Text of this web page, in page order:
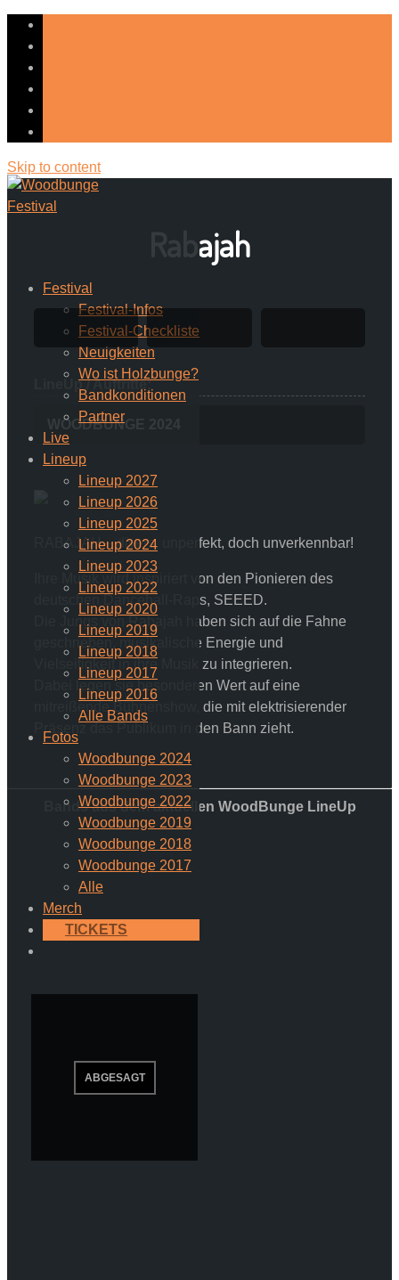
Skip to content
Festival
Festival-Infos
Festival-Checkliste
Neuigkeiten
Wo ist Holzbunge?
Bandkonditionen
Partner
Live
Lineup
Lineup 2027
Lineup 2026
Lineup 2025
Lineup 2024
Lineup 2023
Lineup 2022
Lineup 2020
Lineup 2019
Lineup 2018
Lineup 2017
Lineup 2016
Alle Bands
Fotos
Woodbunge 2024
Woodbunge 2023
Woodbunge 2022
Woodbunge 2019
Woodbunge 2018
Woodbunge 2017
Alle
Merch
TICKETS
Rabajah
LineUp / Auftritte:
WOODBUNGE 2024
RABAJAH – divers, unperfekt, doch unverkennbar!
Ihre Musik wird inspiriert von den Pionieren des
deutschen Dancehall-Raps, SEEED.
Die Jungs von Rabajah haben sich auf die Fahne
geschrieben, musikalische Energie und
Vielseitigkeit in ihre Musik zu integrieren.
Dabei legen sie besonderen Wert auf eine
mitreißende Bühnenshow, die mit elektrisierender
Präsenz das Publikum in den Bann zieht.
Bands aus dem aktuellen WoodBunge LineUp